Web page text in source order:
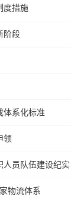
度措施
阶段
体系化标准
领
人员队伍建设纪实
物流体系